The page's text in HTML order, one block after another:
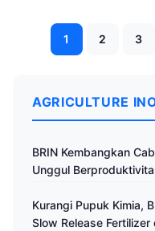
1 2 3
AGRICULTURE
BRIN Kembangkan
Unggul
Kurangi Pupuk Kimia,
Slow Release Fertilizer